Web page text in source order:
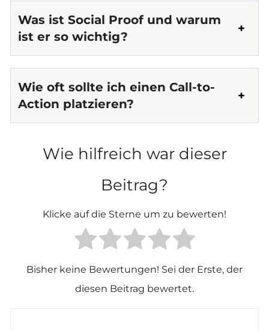
Was ist Social Proof und warum
ist er so wichtig?
Wie oft sollte ich einen Call-to-
Action platzieren?
Wie hilfreich war dieser
Beitrag?
Klicke auf die Sterne um zu bewerten!
Bisher keine Bewertungen! Sei der Erste, der
diesen Beitrag bewertet.